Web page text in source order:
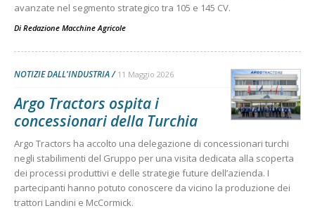
avanzate nel segmento strategico tra 105 e 145 CV.
Di Redazione Macchine Agricole
NOTIZIE DALL'INDUSTRIA 11 Maggio 2026
Argo Tractors ospita i
concessionari della Turchia
Argo Tractors ha accolto una delegazione di concessionari turchi
negli stabilimenti del Gruppo per una visita dedicata alla scoperta
dei processi produttivi e delle strategie future dell’azienda. I
partecipanti hanno potuto conoscere da vicino la produzione dei
trattori Landini e McCormick.